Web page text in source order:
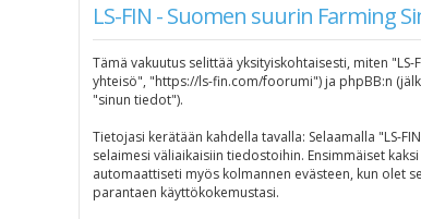
LS-FIN - Suomen suurin Farming
Tämä vakuutus selittää yksityiskohtaisesti, miten
yhteisö", "https://ls-fin.com/foorumi") ja phpBB:n
"sinun tiedot").
Tietojasi kerätään kahdella tavalla: Selaamalla "LS-
selaimesi väliaikaisiin tiedostoihin. Ensimmäiset
automaattiseti myös kolmannen evästeen, kun olet
parantaen käyttökokemustasi.